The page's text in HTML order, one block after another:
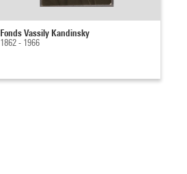
Fonds Vassily Kandinsky
1862 - 1966